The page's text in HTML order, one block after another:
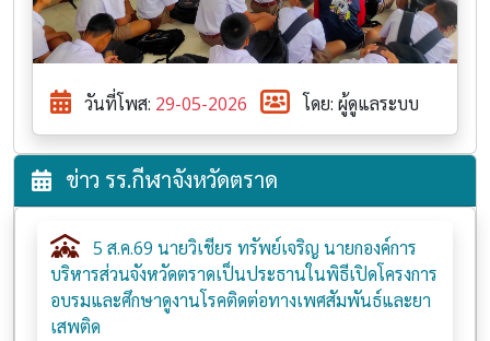
วันที่โพส: 29-05-2026 โดย: ผู้ดูแลระบบ
ข่าว รร.กีฬาจังหวัดตราด
5 ส.ค.69 นายวิเชียร ทรัพย์เจริญ นายกองค์การ
บริหารส่วนจังหวัดตราดเป็นประธานในพิธีเปิดโครงการ
อบรมและศึกษาดูงานโรคติดต่อทางเพศสัมพันธ์และยา
เสพติด